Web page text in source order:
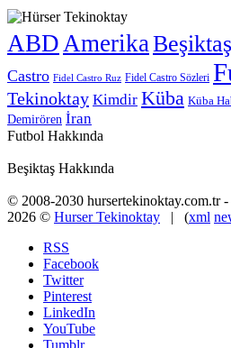
ABD Amerika Beşiktaş
Castro Fidel Castro Ruz Fidel Castro Sözleri
Tekinoktay Kimdir Küba Küba
Demirören İran
Futbol Hakkında
Beşiktaş Hakkında
© 2008-2030 hursertekinoktay.com.tr
2026 © Hurser Tekinoktay | (xml
RSS
Facebook
Twitter
Pinterest
LinkedIn
YouTube
Tumblr